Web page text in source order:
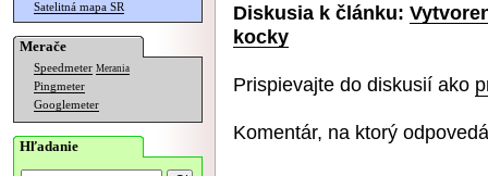
Satelitná mapa SR
Merače
Speedmeter Merania
Pingmeter
Googlemeter
Hľadanie
Diskusia k článku:
kocky
Prispievajte do diskusií ako
Komentár, na ktorý